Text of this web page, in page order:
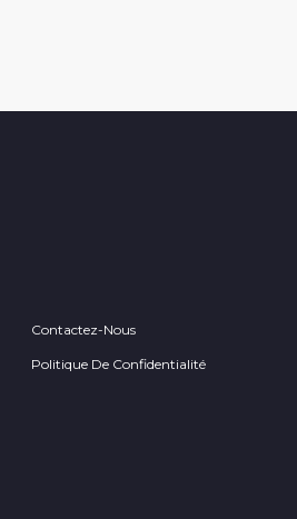
Contactez-Nous
Politique De Confidentialité